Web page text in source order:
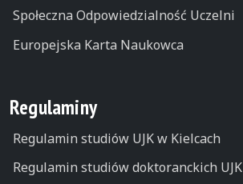
Społeczna Odpowiedzialność Uczelni
Europejska Karta Naukowca
Regulaminy
Regulamin studiów UJK w Kielcach
Regulamin studiów doktoranckich UJK